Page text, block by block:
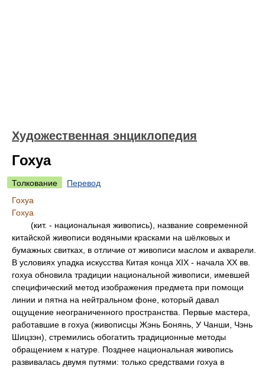
Художественная энциклопедия
Гохуа
Толкование
Перевод
Гохуа
Гохуа
(кит. - национальная живопись), название современной
китайской живописи водяными красками на шёлковых и
бумажных свитках, в отличие от живописи маслом и акварели.
В условиях упадка искусства Китая конца XIX - начала XX вв.
гохуа обновила традиции национальной живописи, имевшей
специфический метод изображения предмета при помощи
линии и пятна на нейтральном фоне, который давал
ощущение неограниченного пространства. Первые мастера,
работавшие в гохуа (живописцы Жэнь Бонянь, У Чанши, Чэнь
Шицзэн), стремились обогатить традиционные методы
обращением к натуре. Позднее национальная живопись
развивалась двумя путями: только средствами гохуа в